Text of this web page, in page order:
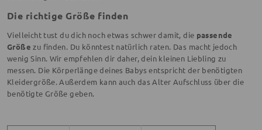
Die richtige Größe finden
Vielleicht tust du dich noch etwas schwer damit, die passende
Größe zu finden. Du könntest natürlich raten. Das macht jedoch
wenig Sinn. Wir empfehlen dir daher, dein kleinen Liebling zu
messen. Die Körperlänge deines Babys entspricht der benötigten
Kleidergröße. Außerdem kann auch das Alter Aufschluss über die
benötigte Größe geben.